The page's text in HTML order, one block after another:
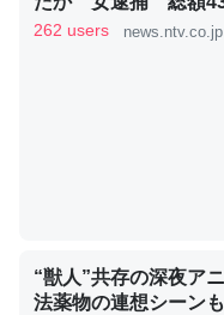
かりやすく強くなりそ
─GPTの仕組みと限界に
昆虫ってカルシウム
─ニュース :: 【研究発表】
いのか」に関する新仮説
（2026年8月6日掲載
262 users news.ntv.co.jp
“獣人”共存の深夜ア
法薬物の連想シーン